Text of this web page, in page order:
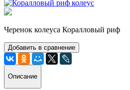
Черенок колеуса Коралловый риф
Добавить в сравнение
Описание